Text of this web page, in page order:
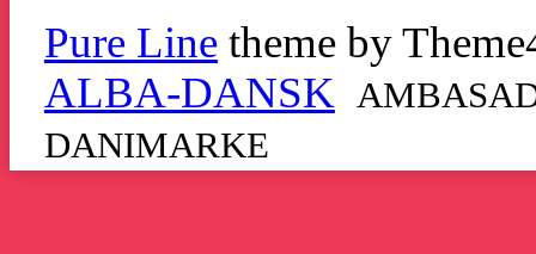
Pure Linetheme by
ALBA-DANSK
DANIMARKE